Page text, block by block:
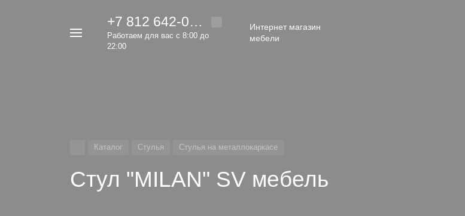
+7 812 642-00-92
Работаем для вас с 8:00 до
22:00
Интернет магазин
мебели
Каталог Стулья Стулья на металлокаркасе
Стул "MILAN" SV мебель